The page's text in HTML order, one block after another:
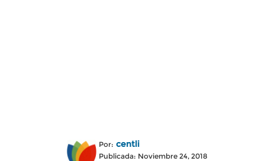
Por: centli
Publicada: Noviembre 24, 2018